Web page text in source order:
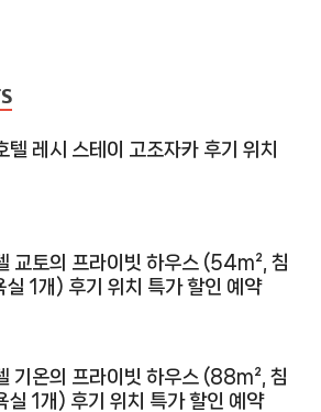
텔 레시 스테이 고조자카 후기 위치
교토의 프라이빗 하우스 (54m², 침
실 1개) 후기 위치 특가 할인 예약
기온의 프라이빗 하우스 (88m², 침
실 1개) 후기 위치 특가 할인 예약